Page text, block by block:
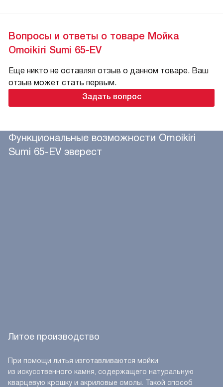
Вопросы и ответы о товаре Мойка
Omoikiri Sumi 65-EV
Еще никто не оставлял отзыв о данном товаре. Ваш
отзыв может стать первым.
Задать вопрос
Функциональные возможности Omoikiri
Sumi 65-EV эверест
Литое производство
При помощи литья изготавливаются мойки
из искусственного камня, содержащего натуральную
кварцевую крошку и акриловые смолы. Такой способ